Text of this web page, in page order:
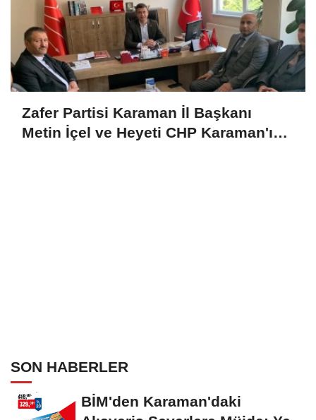
Zafer Partisi Karaman İl Başkanı
Metin İçel ve Heyeti CHP Karaman'ı
SON HABERLER
BİM'den Karaman'daki